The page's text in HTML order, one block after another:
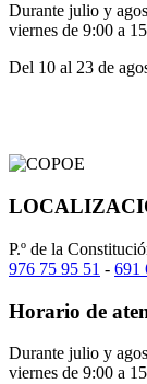
Durante julio y
viernes de 9:00 a
Del 10 al 23 de
P.º de la
976 75 95 51 - 691
Horario de
Durante julio y
viernes de 9:00 a